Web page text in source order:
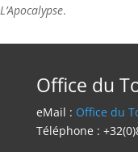
L’Apocalypse.
Office du
eMail : Office du
Téléphone :